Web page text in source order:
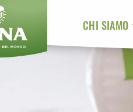
CHI SIAMO